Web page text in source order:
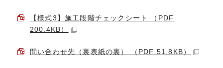
【様式3】施工段階チェックシート （PDF
200.4KB）
問い合わせ先（裏表紙の裏） （PDF 51.8KB）